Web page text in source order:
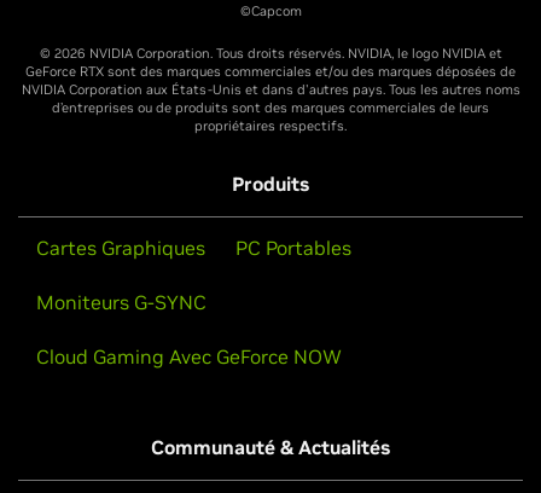
©Capcom
© 2026 NVIDIA Corporation. Tous droits réservés. NVIDIA, le logo NVIDIA et
GeForce RTX sont des marques commerciales et/ou des marques déposées de
NVIDIA Corporation aux États-Unis et dans d'autres pays. Tous les autres noms
d’entreprises ou de produits sont des marques commerciales de leurs
propriétaires respectifs.
Produits
Cartes Graphiques PC Portables
Moniteurs G-SYNC
Cloud Gaming Avec GeForce NOW
Communauté & Actualités